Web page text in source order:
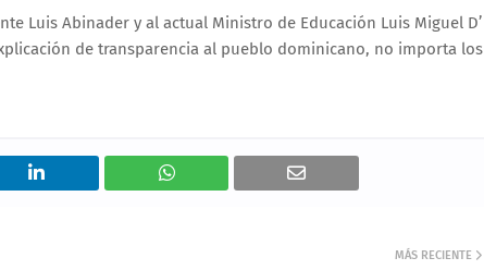
Luis Abinader y al actual Ministro de Educación Luis Miguel D’
de transparencia al pueblo dominicano, no importa los
MÁS RECIENTE